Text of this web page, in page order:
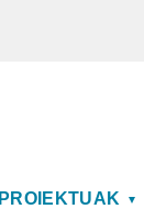
PROIEKTUAK